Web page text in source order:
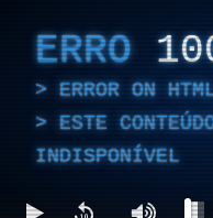
ERRO
ERROR ON
ESTE
INDISPONÍVEL